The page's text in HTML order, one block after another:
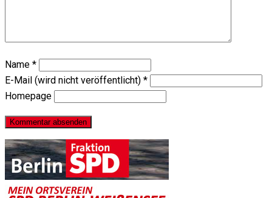
Name *
E-Mail (wird nicht veröffentlicht) *
Homepage